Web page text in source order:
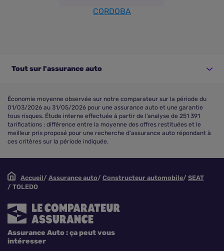
CORDOBA
Tout sur l'assurance auto
Économie moyenne observée sur notre comparateur sur la période du
01/03/2026 au 31/05/2026 pour une assurance auto et une garantie
tous risques. Étude interne effectuée à partir de l’analyse de 251 391
tarifications : différence entre la moyenne des offres restituées et le
meilleur prix proposé pour une recherche d'assurance auto répondant à
ces critères sur la période indiquée.
Accueil Assurance auto Constructeur automobile
SEAT
TOLEDO
Assurance Auto : ça peut vous
intéresser